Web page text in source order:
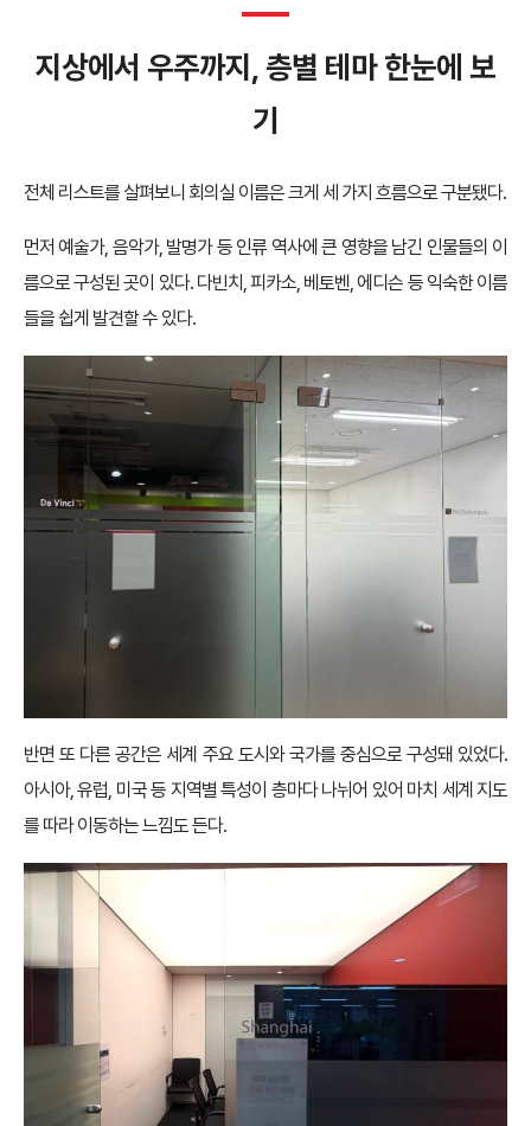
지상에서 우주까지, 층별 테마 한눈에 보
기
전체 리스트를 살펴보니 회의실 이름은 크게 세 가지 흐름으로 구분됐다.
먼저 예술가, 음악가, 발명가 등 인류 역사에 큰 영향을 남긴 인물들의 이
름으로 구성된 곳이 있다. 다빈치, 피카소, 베토벤, 에디슨 등 익숙한 이름
들을 쉽게 발견할 수 있다.
반면 또 다른 공간은 세계 주요 도시와 국가를 중심으로 구성돼 있었다.
아시아, 유럽, 미국 등 지역별 특성이 층마다 나뉘어 있어 마치 세계 지도
를 따라 이동하는 느낌도 든다.